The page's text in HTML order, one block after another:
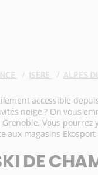
ISÈRE ALPES
accessible
neige ? On vous
Vous
aux magasins
DE